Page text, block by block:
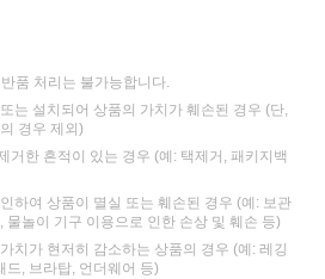
품 처리는 불가능합니다.
는 설치되어 상품의 가치가 훼손된 경우 (단,
경우 제외)
거한 흔적이 있는 경우 (예: 택제거, 패키지백
하여 상품이 멸실 또는 훼손된 경우 (예: 보관
물놀이 기구 이용으로 인한 손상 및 훼손 등)
치가 현저히 감소하는 상품의 경우 (예: 레깅
드, 브라탑, 언더웨어 등)